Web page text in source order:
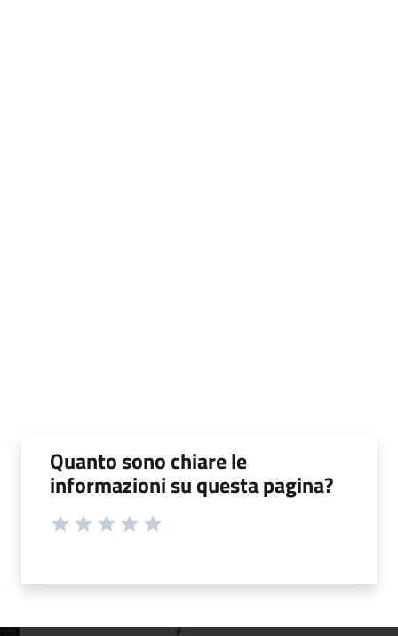
Quanto sono chiare le
informazioni su questa pagina?